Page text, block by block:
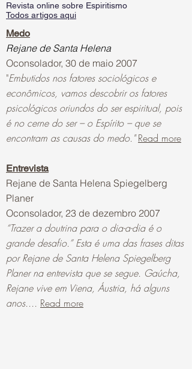
Revista online sobre Espiritismo
Todos artigos aqui
Medo
Rejane de Santa Helena
Oconsolador, 30 de maio 2007
"Embutidos nos fatores sociológicos e
econômicos, vamos descobrir os fatores
psicológicos oriundos do ser espiritual, pois
é no cerne do ser – o Espírito – que se
encontram as causas do medo."Read more
Entrevista
Rejane de Santa Helena Spiegelberg
Planer
Oconsolador, 23 de dezembro 2007
“Trazer a doutrina para o dia-a-dia é o
grande desafio.” Esta é uma das frases ditas
por Rejane de Santa Helena Spiegelberg
Planer na entrevista que se segue. Gaúcha,
Rejane vive em Viena, Áustria, há alguns
anos.... Read more